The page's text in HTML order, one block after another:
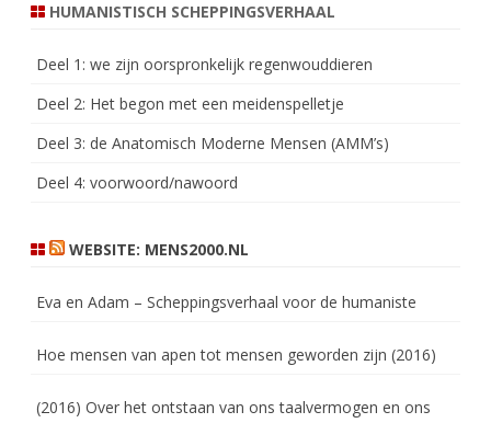
HUMANISTISCH SCHEPPINGSVERHAAL
Deel 1: we zijn oorspronkelijk regenwouddieren
Deel 2: Het begon met een meidenspelletje
Deel 3: de Anatomisch Moderne Mensen (AMM’s)
Deel 4: voorwoord/nawoord
WEBSITE: MENS2000.NL
Eva en Adam – Scheppingsverhaal voor de humaniste
Hoe mensen van apen tot mensen geworden zijn (2016)
(2016) Over het ontstaan van ons taalvermogen en ons